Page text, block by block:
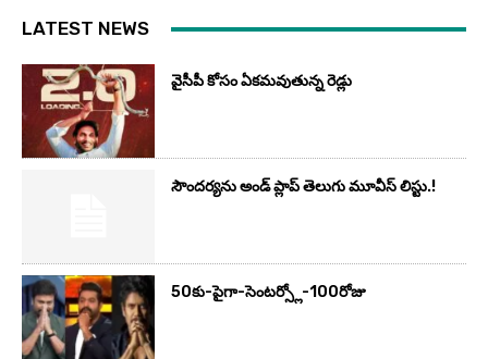
LATEST NEWS
వైసీపీ కోసం ఏక‌మ‌వుతున్న రెడ్లు
సౌందర్యను అండ్‌ ప్లాప్‌ తెలుగు మూవీస్‌ లిస్టు.!
50కు-పైగా-సెంటర్స్లో-100రోజు